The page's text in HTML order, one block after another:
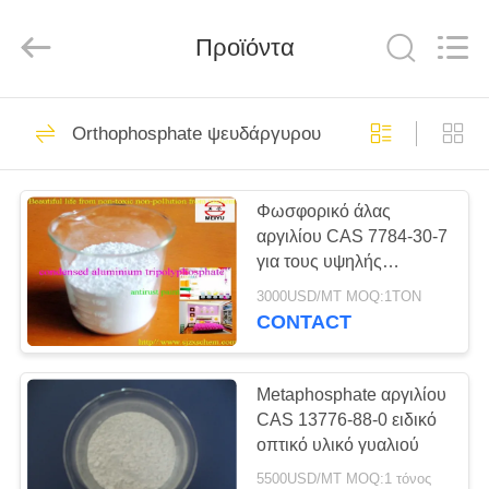
ΣΠΊΤΙ
ΠΡΟΪΌΝΤΑ
ΒΊΝΤΕΟ
ΣΧΕΤΙΚΆ
ΜΕ
ΕΜΆΣ
ΕΠΙΣΚΕΨΉ
Rights
Reserved.
ECER
Χρωστική ουσία
φωσφορικού άλατος
ψευδάργυρου
Φωσφορικός
ψευδάργυρος
108
Προϊόντα
Orthophosphate ψευδάργυρου
Φωσφορικό άλας
αργιλίου CAS 7784-30-7
για τους υψηλής
θερμοκρασίας κλιβάνους
3000USD/MT MOQ:1TON
CONTACT
Metaphosphate αργιλίου
CAS 13776-88-0 ειδικό
οπτικό υλικό γυαλιού
5500USD/MT MOQ:1 τόνος